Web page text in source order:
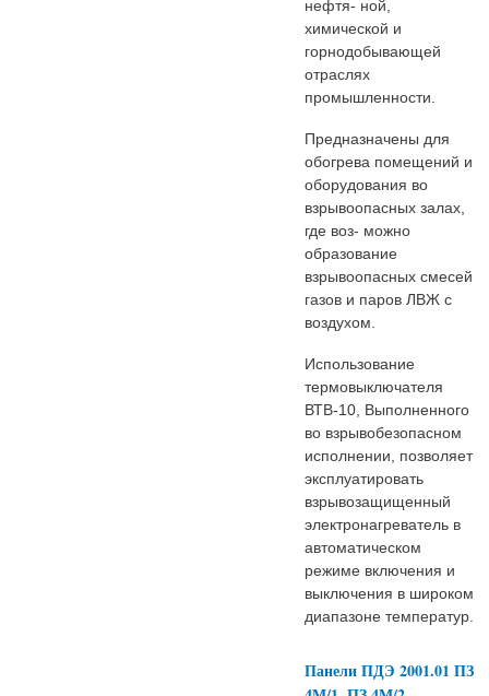
нефтя- ной,
химической и
горнодобывающей
отраслях
промышленности.
Предназначены для
обогрева помещений и
оборудования во
взрывоопасных залах,
где воз- можно
образование
взрывоопасных смесей
газов и паров ЛВЖ с
воздухом.
Использование
термовыключателя
ВТВ-10, Выполненного
во взрывобезопасном
исполнении, позволяет
эксплуатировать
взрывозащищенный
электронагреватель в
автоматическом
режиме включения и
выключения в широком
диапазоне температур.
Панели ПДЭ 2001.01 ПЗ